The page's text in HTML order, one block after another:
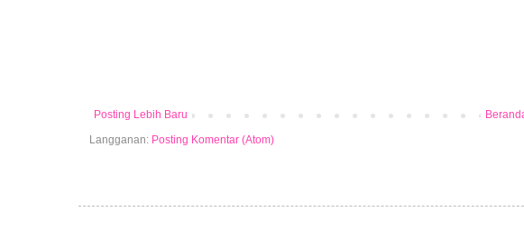
Posting Lebih Baru
Langganan: Posting Komentar (Atom)